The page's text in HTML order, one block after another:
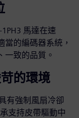
馬達在速
當的編碼器系統，
一致的品質。
的環境
有強制風扇冷卻
支持皮帶驅動中